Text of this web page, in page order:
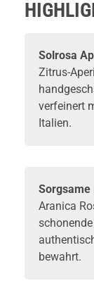
Solrosa
Zitrus-
verfeinert
Italien.
Sorgsame
Aranica
bewahrt.